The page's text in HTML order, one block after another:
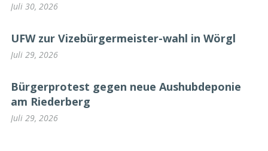
Juli 30, 2026
UFW zur Vizebürgermeister-wahl in Wörgl
Juli 29, 2026
Bürgerprotest gegen neue Aushubdeponie
am Riederberg
Juli 29, 2026